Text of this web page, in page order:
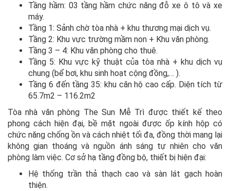
Tầng hầm: 03 tầng hầm chức năng đỗ xe ô tô và xe
máy.
Tầng 1: Sảnh chờ tòa nhà + khu thương mại dịch vụ.
Tầng 2: Khu vực trường mầm non + Khu văn phòng.
Tầng 3 – 4: Khu văn phòng cho thuê.
Tầng 5: Khu vực kỹ thuật của tòa nhà + khu dịch vụ
chung (bể bơi, khu sinh hoạt cộng đồng,… ).
Tầng 6 đến tầng 35: khu căn hộ cao cấp. Diện tích từ
65.7m2 – 116.2m2
Tòa nhà văn phòng The Sun Mễ Trì được thiết kế theo
phong cách hiện đại, bề mặt ngoài được ốp kính hộp có
chức năng chống ồn và cách nhiệt tối đa, đồng thời mang lại
không gian thoáng và nguồn ánh sáng tự nhiên cho văn
phòng làm việc. Cơ sở hạ tầng đồng bộ, thiết bị hiện đại:
Hệ thống trần thả thạch cao và sàn lát gạch hoàn
thiện.